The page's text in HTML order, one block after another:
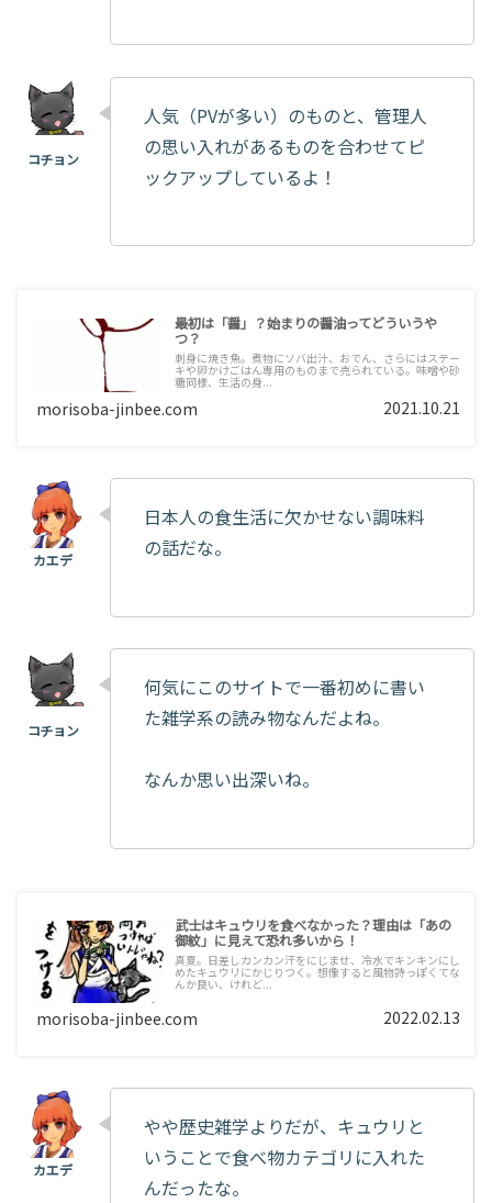
人気（PVが多い）のものと、管理人
の思い入れがあるものを合わせてピ
ックアップしているよ！
最初は「醤」？始まりの醤油ってどういうや
つ？
刺身に焼き魚。煮物にソバ出汁、おでん、さらにはステー
キや卵かけごはん専用のものまで売られている。味噌や砂
糖同様、生活の身...
morisoba-jinbee.com 2021.10.21
日本人の食生活に欠かせない調味料
の話だな。
何気にこのサイトで一番初めに書い
た雑学系の読み物なんだよね。
なんか思い出深いね。
武士はキュウリを食べなかった？理由は「あの
御紋」に見えて恐れ多いから！
真夏。日差しカンカン汗をにじませ、冷水でキンキンにし
めたキュウリにかじりつく。想像すると風物詩っぽくてな
んか良い、けれど...
morisoba-jinbee.com 2022.02.13
やや歴史雑学よりだが、キュウリと
いうことで食べ物カテゴリに入れた
んだったな。